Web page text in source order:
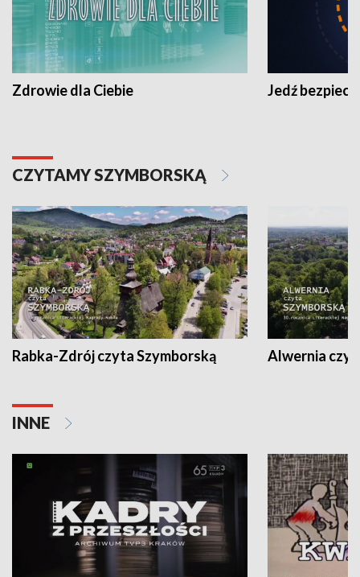
Zdrowie dla Ciebie Jedź
CZYTAMY SZYMBORSKĄ
Rabka-Zdrój czyta Szymborską Alwernia
INNE